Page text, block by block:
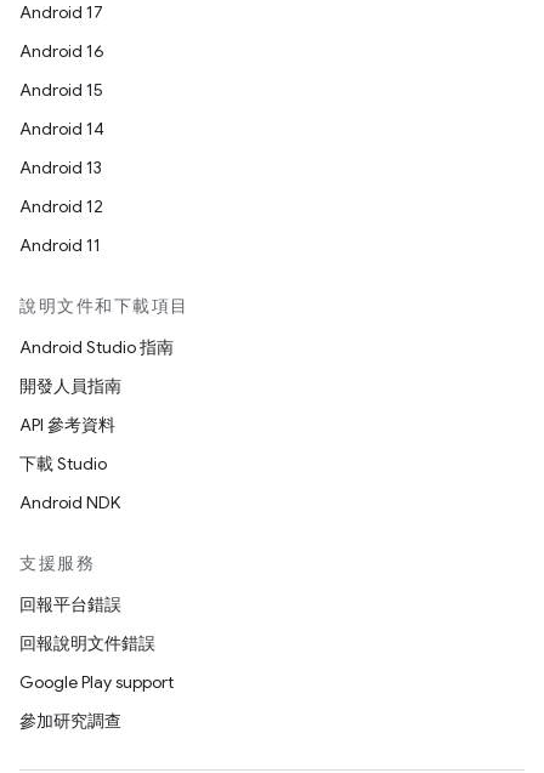
Android 17
Android 16
Android 15
Android 14
Android 13
Android 12
Android 11
說明文件和下載項目
Android Studio 指南
開發人員指南
API 參考資料
下載 Studio
Android NDK
支援服務
回報平台錯誤
回報說明文件錯誤
Google Play support
參加研究調查